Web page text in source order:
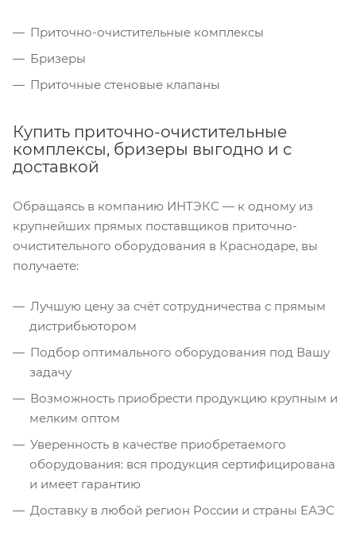
Приточно-очистительные комплексы
Бризеры
Приточные стеновые клапаны
Купить приточно-очистительные
комплексы, бризеры выгодно и с
доставкой
Обращаясь в компанию ИНТЭКС — к одному из
крупнейших прямых поставщиков приточно-
очистительного оборудования в Краснодаре, вы
получаете:
Лучшую цену за счёт сотрудничества с прямым
дистрибьютором
Подбор оптимального оборудования под Вашу
задачу
Возможность приобрести продукцию крупным и
мелким оптом
Уверенность в качестве приобретаемого
оборудования: вся продукция сертифицирована
и имеет гарантию
Доставку в любой регион России и страны ЕАЭС